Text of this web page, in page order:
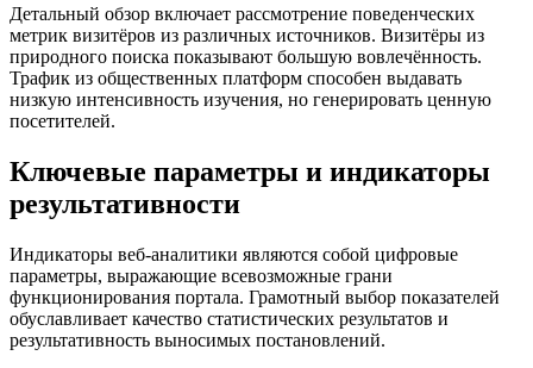
Детальный обзор включает рассмотрение поведенческих
метрик визитёров из различных источников. Визитёры из
природного поиска показывают большую вовлечённость.
Трафик из общественных платформ способен выдавать
низкую интенсивность изучения, но генерировать ценную
посетителей.
Ключевые параметры и индикаторы
результативности
Индикаторы веб-аналитики являются собой цифровые
параметры, выражающие всевозможные грани
функционирования портала. Грамотный выбор показателей
обуславливает качество статистических результатов и
результативность выносимых постановлений.